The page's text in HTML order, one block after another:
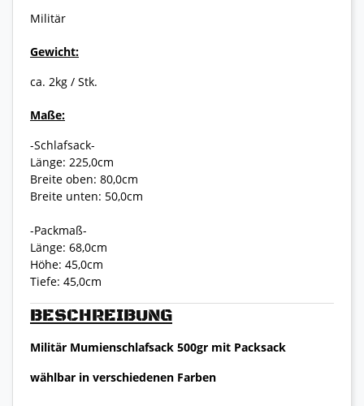
BESCHREIBUNG
Militär Mumienschlafsack 500gr mit Packsack
wählbar in verschiedenen Farben
Militär
Gewicht:
ca. 2kg / Stk.
Maße:
-Schlafsack-
Länge: 225,0cm
Breite oben: 80,0cm
Breite unten: 50,0cm
-Packmaß-
Länge: 68,0cm
Höhe: 45,0cm
Tiefe: 45,0cm